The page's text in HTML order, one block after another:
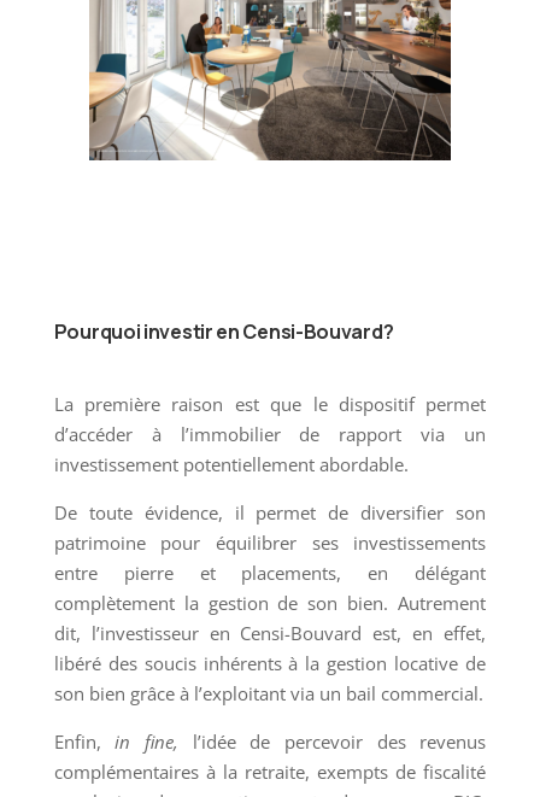
Pourquoi investir en Censi-Bouvard?
La première raison est que le dispositif permet
d’accéder à l’immobilier de rapport via un
investissement potentiellement abordable.
De toute évidence, il permet de diversifier son
patrimoine pour équilibrer ses investissements
entre pierre et placements, en délégant
complètement la gestion de son bien. Autrement
dit, l’investisseur en Censi-Bouvard est, en effet,
libéré des soucis inhérents à la gestion locative de
son bien grâce à l’exploitant via un bail commercial.
Enfin,in fine,
l’idée de percevoir des revenus
complémentaires à la retraite, exempts de fiscalité